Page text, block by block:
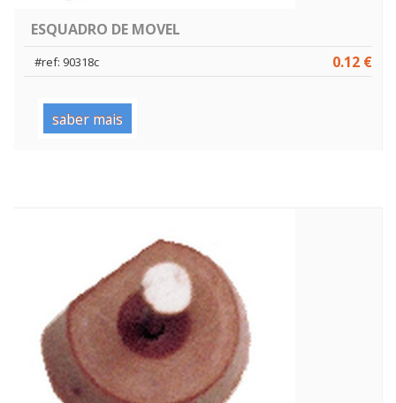
ESQUADRO DE MOVEL
0.12 €
#ref: 90318c
saber mais